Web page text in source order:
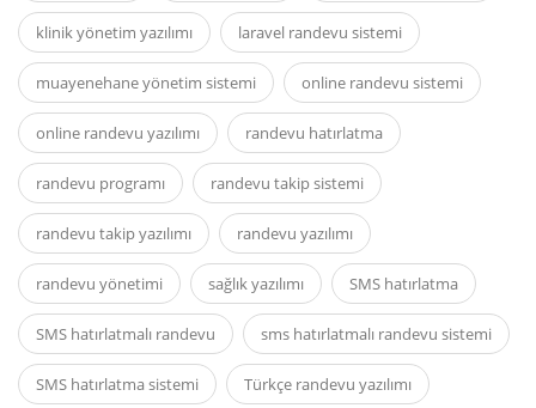
klinik yönetim yazılımı laravel randevu sistemi
muayenehane yönetim sistemi online randevu sistemi
online randevu yazılımı randevu hatırlatma
randevu programı randevu takip sistemi
randevu takip yazılımı randevu yazılımı
randevu yönetimi sağlık yazılımı SMS hatırlatma
SMS hatırlatmalı randevu sms hatırlatmalı randevu sistemi
SMS hatırlatma sistemi Türkçe randevu yazılımı